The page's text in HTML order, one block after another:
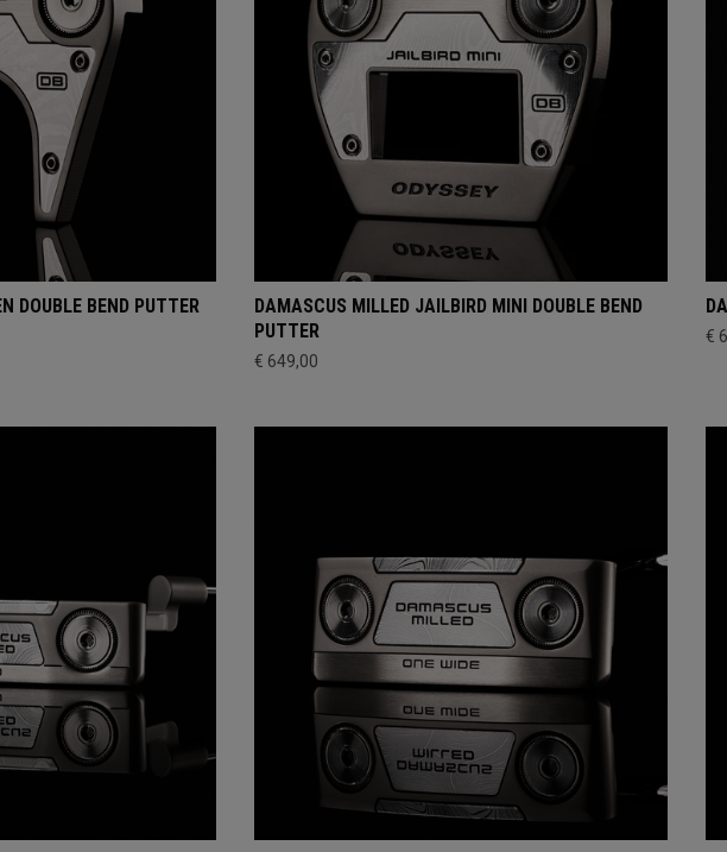
DOUBLE BEND PUTTER
DAMASCUS MILLED JAILBIRD MINI DOUBLE BEND
PUTTER
€ 649,00
€